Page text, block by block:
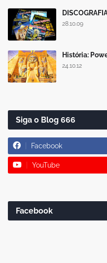
28.10.09
História:
24.10.12
Siga o Blog 666
Facebook
YouTube
Facebook